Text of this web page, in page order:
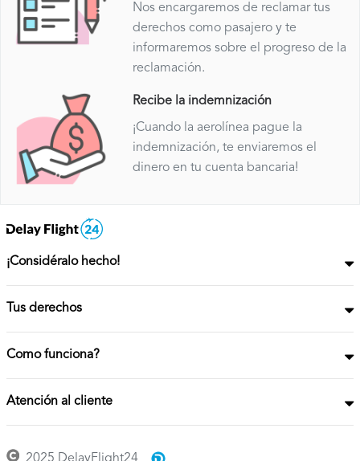
Nos encargaremos de reclamar tus
derechos como pasajero y te
informaremos sobre el progreso de la
reclamación.
Recibe la indemnización
¡Cuando la aerolínea pague la
indemnización, te enviaremos el
dinero en tu cuenta bancaria!
¡Considéralo hecho!
Tus derechos
Como funciona?
Atención al cliente